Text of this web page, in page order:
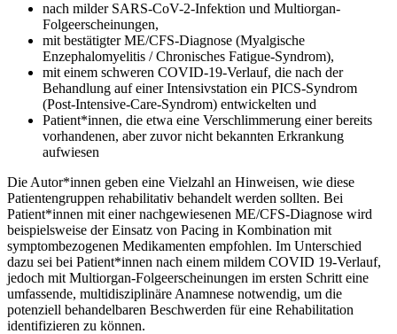
nach milder SARS-CoV-2-Infektion und Multiorgan-
Folgeerscheinungen,
mit bestätigter ME/CFS-Diagnose (Myalgische
Enzephalomyelitis / Chronisches Fatigue-Syndrom),
mit einem schweren COVID-19-Verlauf, die nach der
Behandlung auf einer Intensivstation ein PICS-Syndrom
(Post-Intensive-Care-Syndrom) entwickelten und
Patient*innen, die etwa eine Verschlimmerung einer bereits
vorhandenen, aber zuvor nicht bekannten Erkrankung
aufwiesen
Die Autor*innen geben eine Vielzahl an Hinweisen, wie diese
Patientengruppen rehabilitativ behandelt werden sollten. Bei
Patient*innen mit einer nachgewiesenen ME/CFS-Diagnose wird
beispielsweise der Einsatz von Pacing in Kombination mit
symptombezogenen Medikamenten empfohlen. Im Unterschied
dazu sei bei Patient*innen nach einem mildem COVID 19-Verlauf,
jedoch mit Multiorgan-Folgeerscheinungen im ersten Schritt eine
umfassende, multidisziplinäre Anamnese notwendig, um die
potenziell behandelbaren Beschwerden für eine Rehabilitation
identifizieren zu können.